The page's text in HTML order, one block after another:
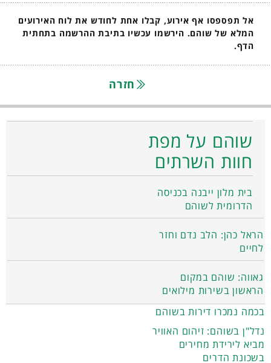
אל תפספסו אף אירוע, קבלו אחת לחודש את לוח האירועים
המלא של שוהם. הירשמו עכשיו בתיבת ההרשמה בתחתית
הדף.
חזרה
שוהם על מפת
חוות השרתים
בית מלון ייבנה בכניסה
הדרומית לשוהם
הראל כהן: הלב נדם וחזר
לחיים
גאווה: שוהם במקום
הראשון בשירות מילואים
בכמה נמכרו דירות בשוהם
נדל"ן בשוהם: זיהום האוויר
מביא לירידת מחירים
בשכונת הדרים